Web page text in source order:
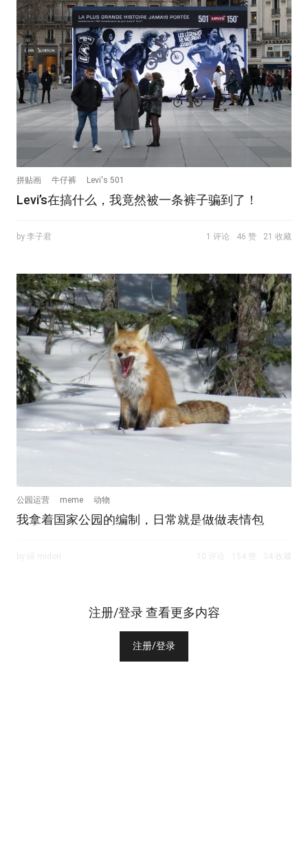
拼贴画 牛仔裤 Levi's 501
Levi’s在搞什么，我竟然被一条裤子骗到了！
by 李子君 1 评论 46 赞 21 收藏
公园运营 meme 动物
我拿着国家公园的编制，日常就是做做表情包
注册/登录 查看更多内容
注册/登录